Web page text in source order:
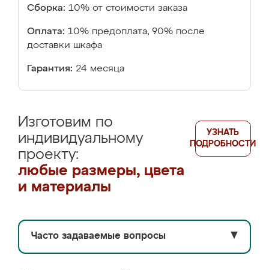
Сборка: 10% от стоимости заказа
Оплата: 10% предоплата, 90% после
доставки шкафа
Гарантия: 24 месяца
Изготовим по
индивидуальному
проекту:
любые размеры, цвета
и материалы
УЗНАТЬ
ПОДРОБНОСТИ
Часто задаваемые вопросы ▼